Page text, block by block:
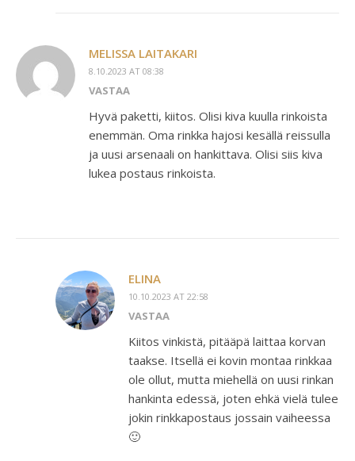
MELISSA LAITAKARI
8.10.2023 AT 08:38
VASTAA
Hyvä paketti, kiitos. Olisi kiva kuulla rinkoista
enemmän. Oma rinkka hajosi kesällä reissulla
ja uusi arsenaali on hankittava. Olisi siis kiva
lukea postaus rinkoista.
ELINA
10.10.2023 AT 22:58
VASTAA
Kiitos vinkistä, pitääpä laittaa korvan
taakse. Itsellä ei kovin montaa rinkkaa
ole ollut, mutta miehellä on uusi rinkan
hankinta edessä, joten ehkä vielä tulee
jokin rinkkapostaus jossain vaiheessa
🙂